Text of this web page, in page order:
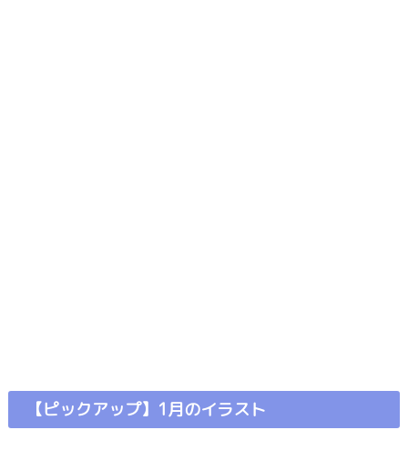
【ピックアップ】1月のイラスト